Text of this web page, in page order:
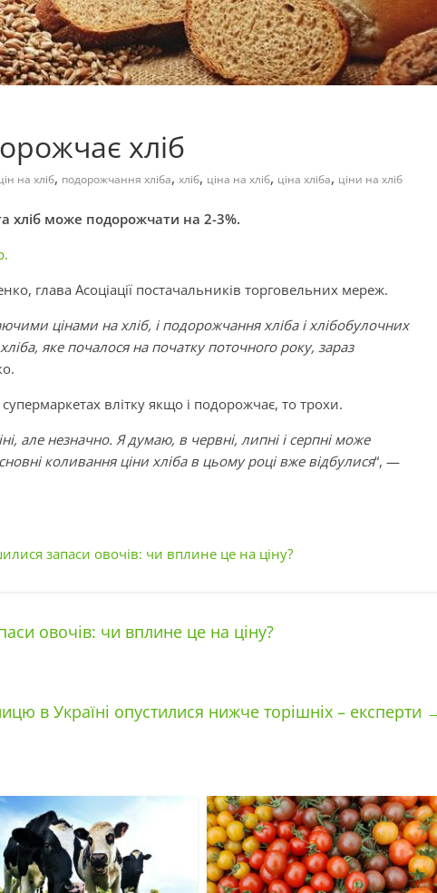
хліб
на хліб, подорожчання хліба, хліб, ціна на хліб, ціна хліба, ціни на хліб
хліб може подорожчати на 2-3%.
глава Асоціації постачальників торговельних мереж.
цінами на хліб, і подорожчання хліба і хлібобулочних
яке почалося на початку поточного року, зараз
влітку якщо і подорожчає, то трохи.
але незначно. Я думаю, в червні, липні і серпні може
коливання ціни хліба в цьому році вже відбулися“, —
запаси овочів: чи вплине це на ціну?
овочів: чи вплине це на ціну?
в Україні опустилися нижче торішніх – експерти